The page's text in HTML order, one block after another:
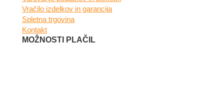
Vračilo izdelkov in garancija
Spletna trgovina
Kontakt
MOŽNOSTI PLAČIL